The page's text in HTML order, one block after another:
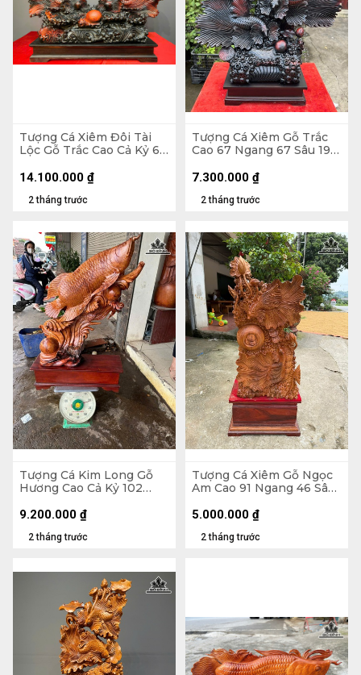
Tượng Cá Xiêm Đôi Tài
Lộc Gỗ Trắc Cao Cả Kỷ 66
Kỷ Cao 10
2 tháng trước
14.100.000 ₫
Tượng Cá Xiêm Gỗ Trắc
Cao 67 Ngang 67 Sâu 19
2 tháng trước
7.300.000 ₫
Tượng Cá Kim Long Gỗ
Hương Cao Cả Kỷ 102
Kỷ Cao 20
2 tháng trước
9.200.000 ₫
Tượng Cá Xiêm Gỗ Ngọc
Am Cao 91 Ngang 46 Sâu
2 tháng trước
5.000.000 ₫